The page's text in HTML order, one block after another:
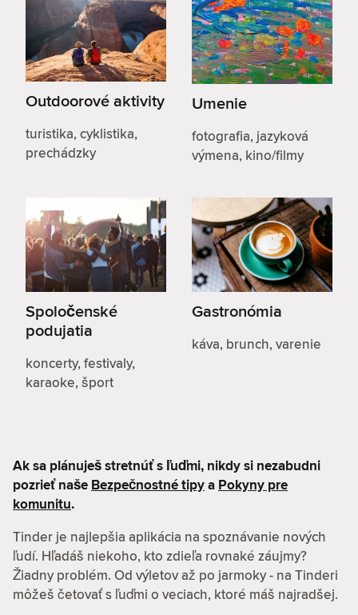
Outdoorové aktivity
turistika, cyklistika,
prechádzky
Umenie
fotografia, jazyková
výmena, kino/filmy
Spoločenské
podujatia
koncerty, festivaly,
karaoke, šport
Gastronómia
káva, brunch, varenie
Ak sa plánuješ stretnúť s ľuďmi, nikdy si nezabudni
pozrieť naše Bezpečnostné tipya Pokyny pre
komunitu.
Tinder je najlepšia aplikácia na spoznávanie nových
ľudí. Hľadáš niekoho, kto zdieľa rovnaké záujmy?
Žiadny problém. Od výletov až po jarmoky - na Tinderi
môžeš četovať s ľuďmi o veciach, ktoré máš najradšej.